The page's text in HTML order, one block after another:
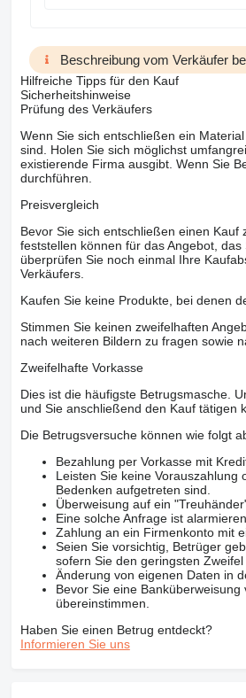
Beschreibung vom Verkäufer
Hilfreiche Tipps für den Kauf
Sicherheitshinweise
Prüfung des Verkäufers
Wenn Sie sich entschließen ein
sind. Holen Sie sich möglichst
existierende Firma ausgibt. Wenn Sie
durchführen.
Preisvergleich
Bevor Sie sich entschließen einen
feststellen können für das Angebot,
überprüfen Sie noch einmal Ihre
Verkäufers.
Kaufen Sie keine Produkte, bei denen
Stimmen Sie keinen zweifelhaften
nach weiteren Bildern zu fragen sowie
Zweifelhafte Vorkasse
Dies ist die häufigste Betrugsmasche.
und Sie anschließend den Kauf tätigen
Die Betrugsversuche können wie folgt
Bezahlung per Vorkasse mit
Leisten Sie keine
Bedenken aufgetreten sind.
Überweisung auf ein
Eine solche Anfrage ist
Zahlung an ein Firmenkonto mit
Seien Sie vorsichtig, Betrüger
sofern Sie den geringsten
Änderung von eigenen Daten in
Bevor Sie eine
übereinstimmen.
Haben Sie einen Betrug entdeckt?
Informieren Sie uns